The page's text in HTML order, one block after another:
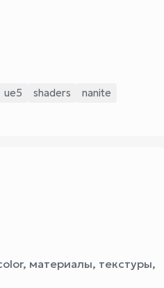
ue5 shaders
nanite
материалы, текстуры,